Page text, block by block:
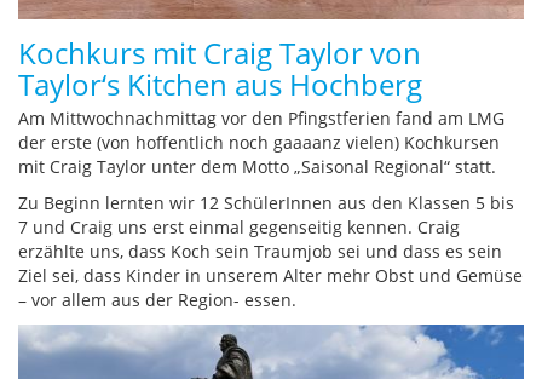
Kochkurs mit Craig Taylor von
Taylor‘s Kitchen aus Hochberg
Am Mittwochnachmittag vor den Pfingstferien fand am LMG
der erste (von hoffentlich noch gaaaanz vielen) Kochkursen
mit Craig Taylor unter dem Motto „Saisonal Regional“ statt.
Zu Beginn lernten wir 12 SchülerInnen aus den Klassen 5 bis
7 und Craig uns erst einmal gegenseitig kennen. Craig
erzählte uns, dass Koch sein Traumjob sei und dass es sein
Ziel sei, dass Kinder in unserem Alter mehr Obst und Gemüse
– vor allem aus der Region- essen.